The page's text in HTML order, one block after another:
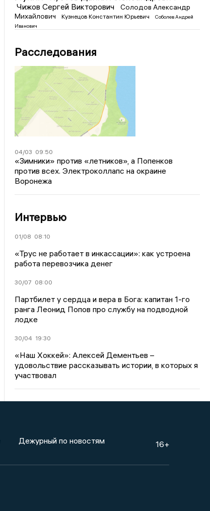
Чижов Сергей Викторович
Солодов Александр
Михайлович
Кузнецов Константин Юрьевич
Соболев Андрей
Иванович
Расследования
04/03 09:50
«Зимники» против «летников», а Попенков
против всех. Электроколлапс на окраине
Воронежа
Интервью
01/08 08:10
«Трус не работает в инкассации»: как устроена
работа перевозчика денег
30/07 08:00
Партбилет у сердца и вера в Бога: капитан 1-го
ранга Леонид Попов про службу на подводной
лодке
30/04 19:30
«Наш Хоккей»: Алексей Дементьев –
удовольствие рассказывать истории, в которых я
участвовал
Дежурный по новостям 16+